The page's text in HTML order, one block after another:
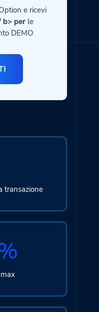
e ricevi
perle
DEMO
transazione